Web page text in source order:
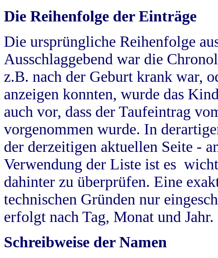
Die Reihenfolge der Einträge
Die ursprüngliche Reihenfolge
Ausschlaggebend war die
z.B. nach der Geburt krank war,
anzeigen konnten, wurde das
auch vor, dass der Taufeintrag
vorgenommen wurde. In
der derzeitigen aktuellen Seite -
Verwendung der Liste ist es
dahinter zu überprüfen. Eine
technischen Gründen nur
erfolgt nach Tag, Monat und Jahr.
Schreibweise der Namen